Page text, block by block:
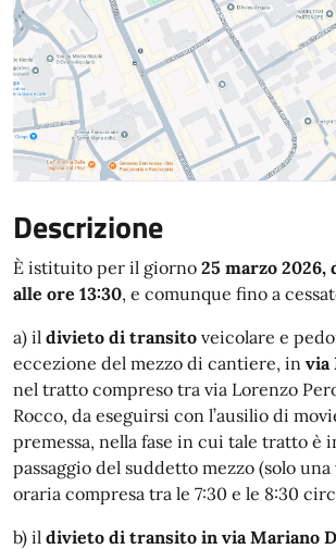
Descrizione
È istituito per il giorno 25 marzo 2026,
alle ore 13:30, e comunque fino a
a) il divieto di transito veicolare e
eccezione del mezzo di cantiere, in via
nel tratto compreso tra via Lorenzo
Rocco, da eseguirsi con l’ausilio di
premessa, nella fase in cui tale tratto è
passaggio del suddetto mezzo (solo una
oraria compresa tra le 7:30 e le 8:30
b) il divieto di transito in via Mariano